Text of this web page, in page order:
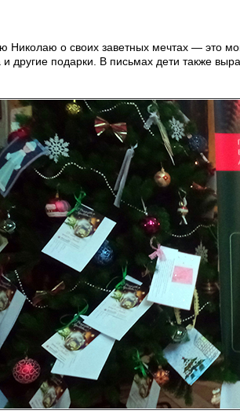
Николаю о своих заветных мечтах — это
и другие подарки. В письмах дети также